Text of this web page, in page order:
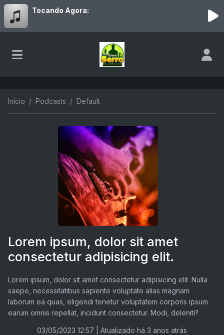
Tocando Agora:
Início Podcasts Default
Lorem ipsum, dolor sit amet
consectetur adipisicing elit.
Lorem ipsum, dolor sit amet consectetur adipisicing elit. Nulla
saepe, necessitatibus sapiente voluptate alias magnam
laborum ea quas, eligendi tenetur voluptatem corporis ipsum
earum omnis repellat, incidunt consectetur. Modi, deleniti?
03/05/2023 12:57 | Atualizado há 3 anos atrás